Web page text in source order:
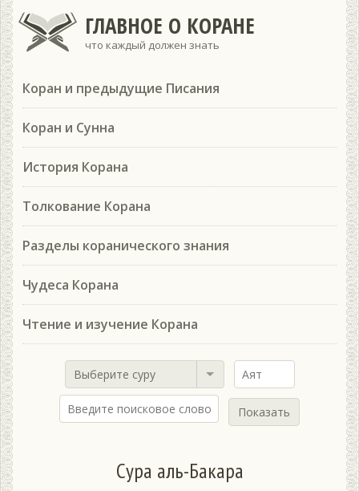
ГЛАВНОЕ О КОРАНЕ
что каждый должен знать
Коран и предыдущие Писания
Коран и Сунна
История Корана
Толкование Корана
Разделы коранического знания
Чудеса Корана
Чтение и изучение Корана
Выберите суру
Показать
Сура аль-Бакара